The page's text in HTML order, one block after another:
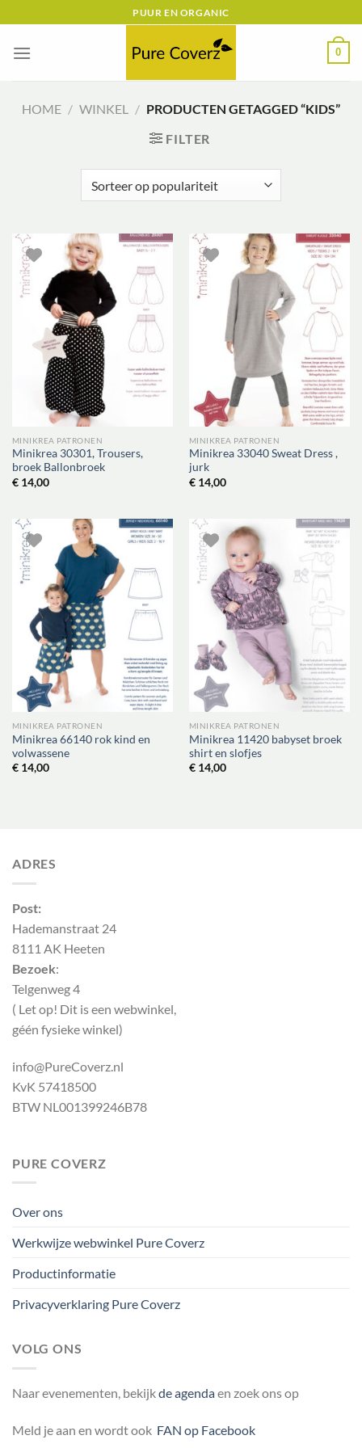
naar
inhoud
PUUR EN ORGANIC
0
HOME / WINKEL / PRODUCTEN GETAGGED “KIDS”
FILTER
MINIKREA PATRONEN
Minikrea 30301, Trousers,
broek Ballonbroek
€14,00
MINIKREA PATRONEN
Minikrea 33040 Sweat Dress ,
jurk
€14,00
MINIKREA PATRONEN
Minikrea 66140 rok kind en
volwassene
€14,00
MINIKREA PATRONEN
Minikrea 11420 babyset broek
shirt en slofjes
€14,00
ADRES
Post:
Hademanstraat 24
8111 AK Heeten
Bezoek:
Telgenweg 4
( Let op! Dit is een webwinkel,
géén fysieke winkel)
info@PureCoverz.nl
KvK 57418500
BTW NL001399246B78
PURE COVERZ
Over ons
Werkwijze webwinkel Pure Coverz
Productinformatie
Privacyverklaring Pure Coverz
VOLG ONS
Naar evenementen, bekijkde agendaen zoek ons op
Meld je aan en wordt ook FAN op Facebook